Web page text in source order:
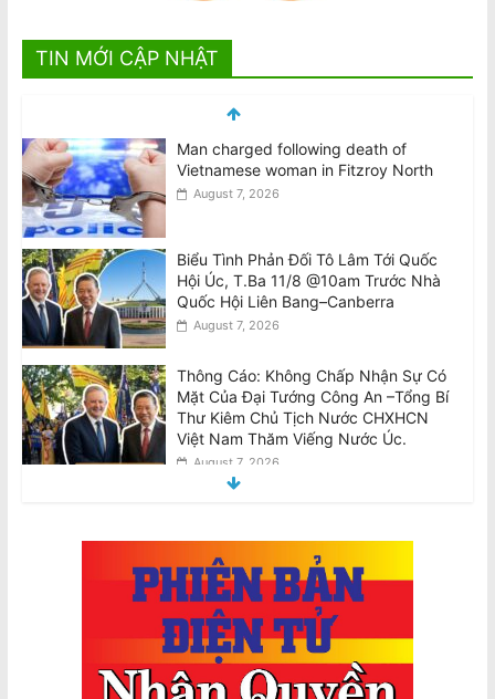
TIN MỚI CẬP NHẬT
Biểu Tình Phản Đối Tô Lâm Tới Quốc
Hội Úc, T.Ba 11/8 @10am Trước Nhà
Quốc Hội Liên Bang–Canberra
Thông Cáo: Không Chấp Nhận Sự Có
Mặt Của Đại Tướng Công An –Tổng Bí
Thư Kiêm Chủ Tịch Nước CHXHCN
Việt Nam Thăm Viếng Nước Úc.
Announcement: Objection to the Visit
of General of Public Security, General
Secretary and State President of the
Socialist Republic of Vietnam, to
Australia
Điều tra Dân số 2026: Thông tin cho di
dân, người tị nạn và du khách quốc tế
August 7, 2026
Pauline Hanson sẽ ngăn chặn ‘thợ nail
và tài xế Uber’